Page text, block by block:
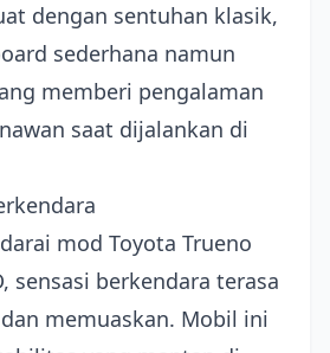
dengan sentuhan klasik,
sederhana namun
memberi pengalaman
saat dijalankan di
mod Toyota Trueno
sensasi berkendara terasa
memuaskan. Mobil ini